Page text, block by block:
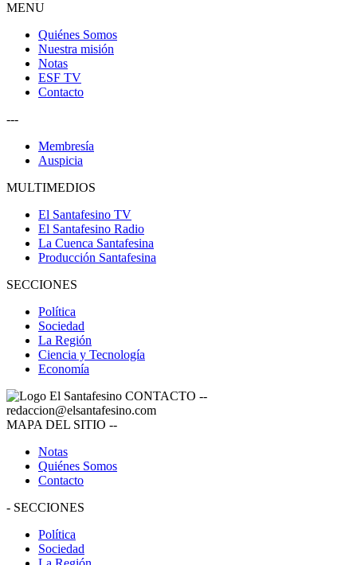
MENU
Quiénes Somos
Nuestra misión
Notas
ESF TV
Contacto
---
Membresía
Auspicia
MULTIMEDIOS
El Santafesino TV
El Santafesino Radio
La Cuenca Santafesina
Producción Santafesina
SECCIONES
Política
Sociedad
La Región
Ciencia y Tecnología
Economía
CONTACTO --
redaccion@elsantafesino.com
MAPA DEL SITIO --
Notas
Quiénes Somos
Contacto
- SECCIONES
Política
Sociedad